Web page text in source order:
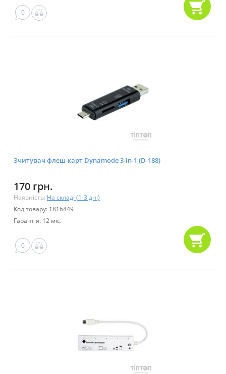
0
Зчитувач флеш-карт Dynamode 3-in-1 (D-188)
170 грн.
Наявність: На складі (1-3 дні)
Код товару: 1816449
Гарантія: 12 міс.
0